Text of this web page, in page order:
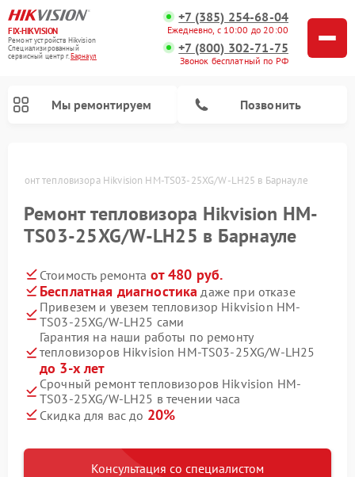
FIX-HIKVISION
Ремонт устройств Hikvision
Специализированный
cервисный центр г.Барнаул
+7 (385) 254-68-04
Ежедневно, с 10:00 до 20:00
+7 (800) 302-71-75
Звонок бесплатный по РФ
Мы ремонтируем Позвонить
Ремонт тепловизора Hikvision HM-TS03-25XG/W-LH25 в Барнауле
Ремонт тепловизора Hikvision HM-
TS03-25XG/W-LH25 в Барнауле
Стоимость ремонта от 480 руб.
Бесплатная диагностика даже при отказе
Привезем и увезем тепловизор Hikvision HM-
TS03-25XG/W-LH25 сами
Гарантия на наши работы по ремонту
тепловизоров Hikvision HM-TS03-25XG/W-LH25
до 3-х лет
Срочный ремонт тепловизоров Hikvision HM-
TS03-25XG/W-LH25 в течении часа
Скидка для вас до 20%
Консультация со специалистом